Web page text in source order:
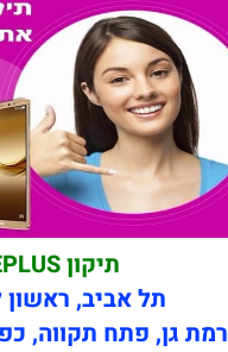
תיקון ONEPLUS עד הבית
תל אביב, ראשון
רמת גן, פתח תקווה,